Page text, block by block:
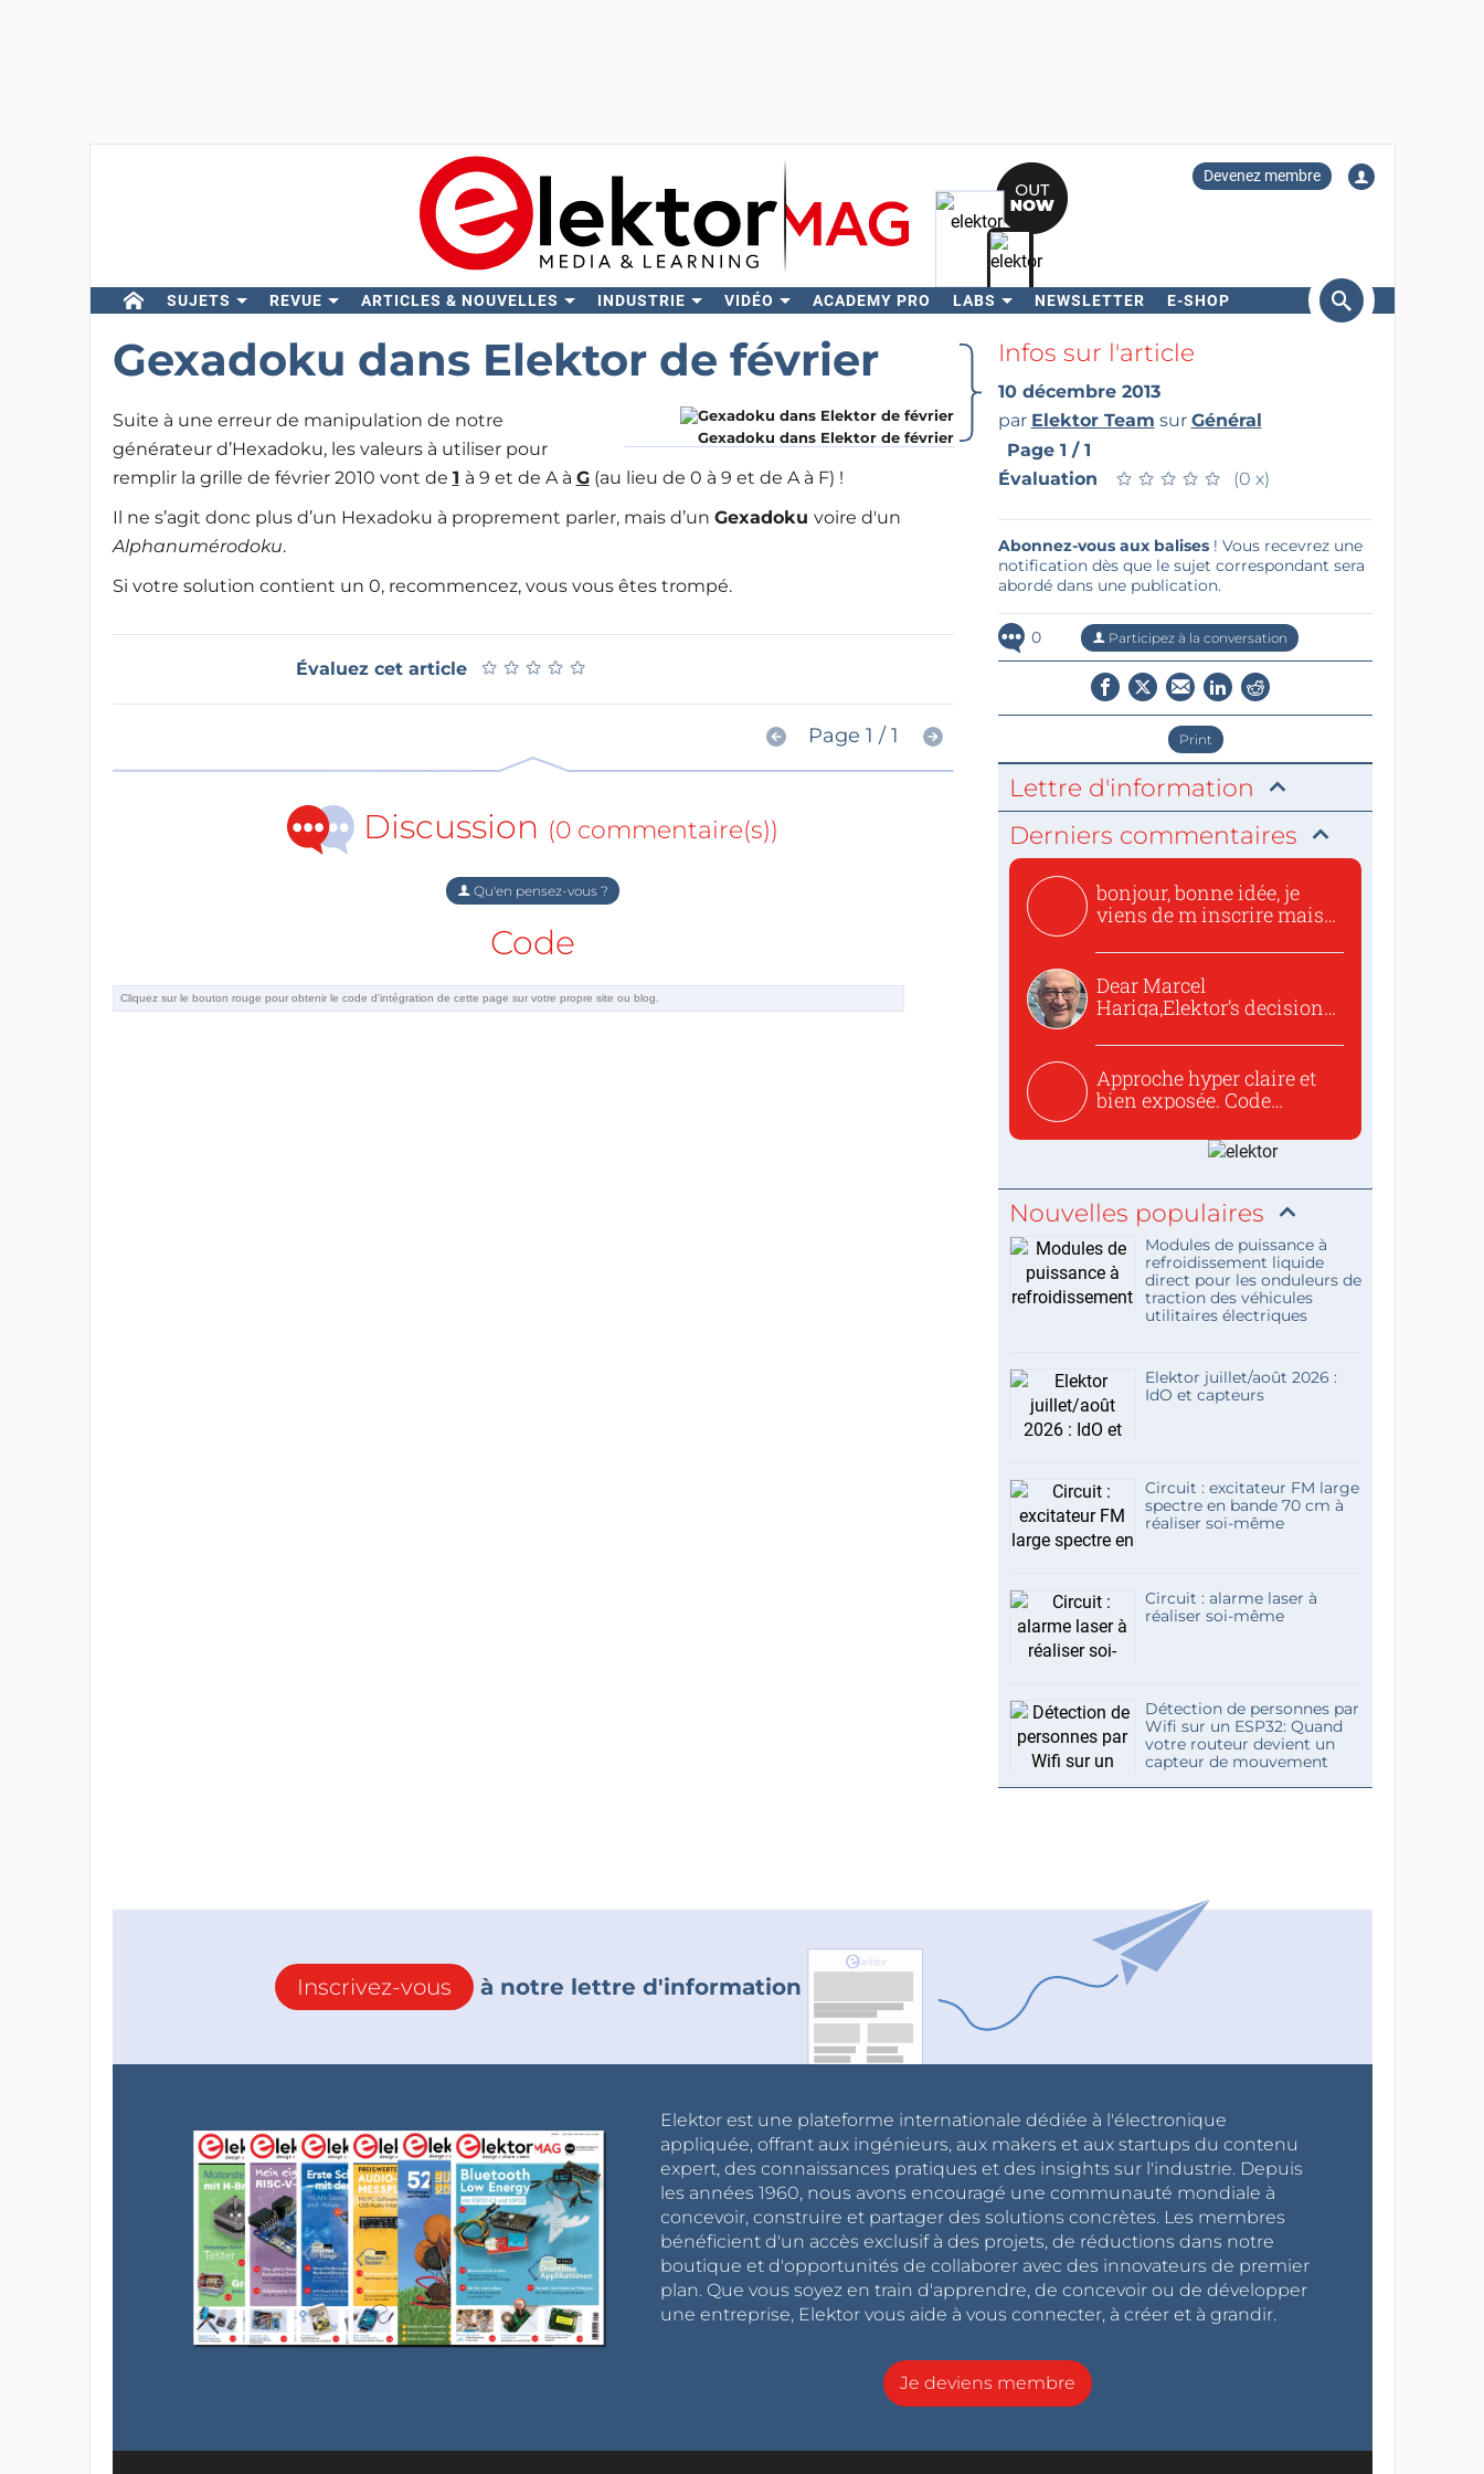
Devenez membre
SUJETS REVUE ARTICLES & NOUVELLES INDUSTRIE VIDÉO ACADEMY PRO LABS NEWSLETTER E-SHOP
Rechercher
Gexadoku dans Elektor de février
Gexadoku dans Elektor de février
Suite à une erreur de manipulation de notre
générateur d’Hexadoku, les valeurs à utiliser pour
remplir la grille de février 2010 vont de 1 à 9 et de A à G(au lieu de 0 à 9 et de A à F) !
Il ne s’agit donc plus d’un Hexadoku à proprement parler, mais d’un Gexadoku voire d'un
Alphanumérodoku.
Si votre solution contient un 0, recommencez, vous vous êtes trompé.
Évaluez cet article ★ ★ ★ ★ ★
★ ★ ★ ★ ★
Page 1 / 1
Discussion (0 commentaire(s))
Qu'en pensez-vous ?
Code
Infos sur l'article
10 décembre 2013
par Elektor Team sur Général
Page 1 / 1
Évaluation
★ ★ ★ ★ ★
★ ★ ★ ★ ★ (0 x)
Abonnez-vous aux balises! Vous recevrez une
notification dès que le sujet correspondant sera
abordé dans une publication.
0 Participez à la conversation
Print
Lettre d'information
Derniers commentaires
bonjour, bonne idée, je
viens de m inscrire mais
Dear Marcel
Hariga,Elektor’s decision
Approche hyper claire et
bien exposée. Code
Nouvelles populaires
Modules de puissance à
refroidissement liquide
direct pour les onduleurs de
traction des véhicules
utilitaires électriques
Elektor juillet/août 2026 :
IdO et capteurs
Circuit : excitateur FM large
spectre en bande 70 cm à
réaliser soi-même
Circuit : alarme laser à
réaliser soi-même
Détection de personnes par
Wifi sur un ESP32: Quand
votre routeur devient un
capteur de mouvement
Inscrivez-vous à notre lettre d'information
Elektor est une plateforme internationale dédiée à l'électronique
appliquée, offrant aux ingénieurs, aux makers et aux startups du contenu
expert, des connaissances pratiques et des insights sur l'industrie. Depuis
les années 1960, nous avons encouragé une communauté mondiale à
concevoir, construire et partager des solutions concrètes. Les membres
bénéficient d'un accès exclusif à des projets, de réductions dans notre
boutique et d'opportunités de collaborer avec des innovateurs de premier
plan. Que vous soyez en train d'apprendre, de concevoir ou de développer
une entreprise, Elektor vous aide à vous connecter, à créer et à grandir.
Je deviens membre